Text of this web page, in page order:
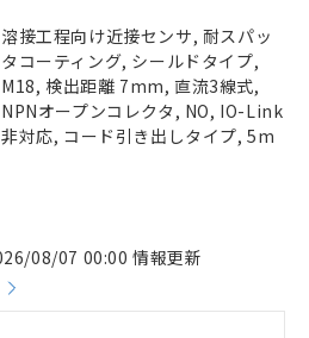
溶接工程向け近接センサ, 耐スパッ
タコーティング, シールドタイプ,
M18, 検出距離 7mm, 直流3線式,
NPNオープンコレクタ, NO, IO-Link
非対応, コード引き出しタイプ, 5m
08/07 00:00 情報更新